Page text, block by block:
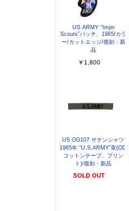
US ARMY “Imjin
Scouts”パッチ、1965/カラ
ー/カットエッジ/復刻・新
品
￥1,800
US OG107 サテンシャツ
1965年 “U.S.ARMY”章(OD
コットンテープ、プリン
ト)/復刻・新品
SOLD OUT